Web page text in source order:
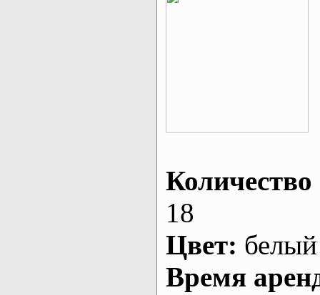
Количество
18
Цвет: белый
Время